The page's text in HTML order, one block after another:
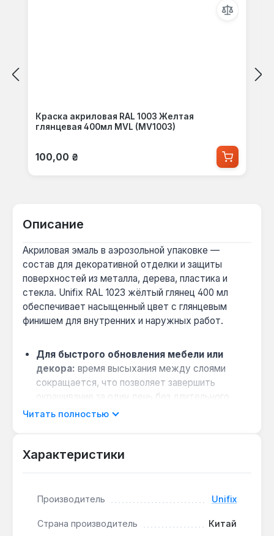
Краска акриловая RAL 1003 Желтая
глянцевая 400мл MVL (MV1003)
Обычная цена:
100,00 ₴
Описание
Акриловая эмаль в аэрозольной упаковке —
состав для декоративной отделки и защиты
поверхностей из металла, дерева, пластика и
стекла. Unifix RAL 1023 жёлтый глянец 400 мл
обеспечивает насыщенный цвет с глянцевым
финишем для внутренних и наружных работ.
Для быстрого обновления мебели или
декора: время высыхания между слоями
сокращается, что позволяет завершить
окрашивание за один день без длительного
ожидания.
металлом, деревом, пластиком и стеклом,
сформированная плёнка устойчива к
для наружных работ на садовом инвентаре или
Читать полностью
Характеристики
Производитель Unifix
Страна производитель Китай